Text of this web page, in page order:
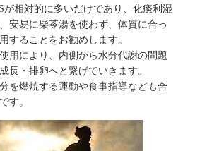
が相対的に多いだけであり、化痰利湿
安易に柴苓湯を使わず、体質に合っ
することをお勧めします。
用により、内側から水分代謝の問題
長・排卵へと繋げていきます。
を燃焼する運動や食事指導なども合
す。